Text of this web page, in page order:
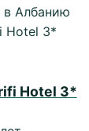
Албанию
Hotel 3*
Hotel 3*